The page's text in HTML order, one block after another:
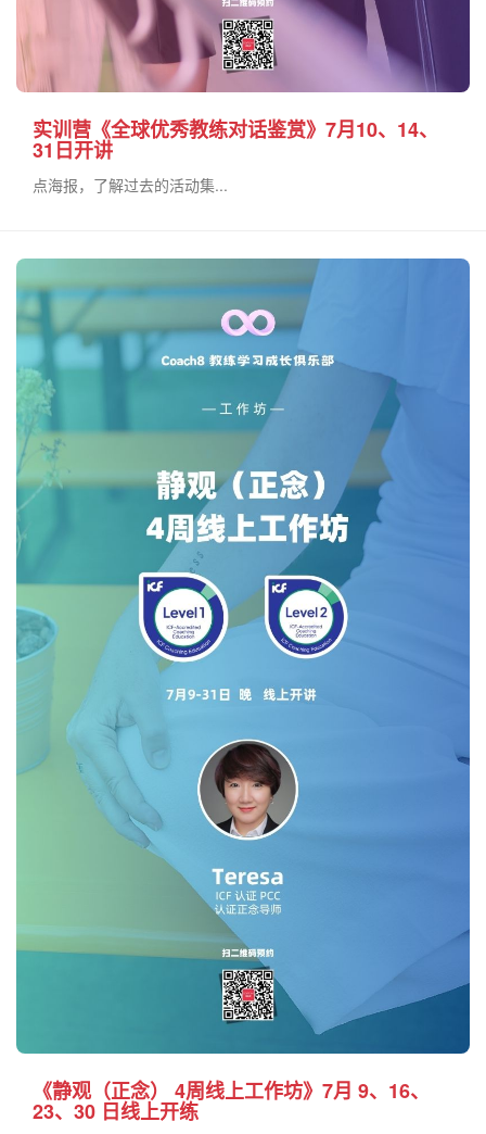
实训营《全球优秀教练对话鉴赏》7月10、14、
31日开讲
点海报，了解过去的活动集...
《静观（正念） 4周线上工作坊》7月 9、16、
23、30 日线上开练